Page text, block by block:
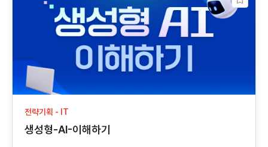
전략기획 - IT
생성형-AI-이해하기